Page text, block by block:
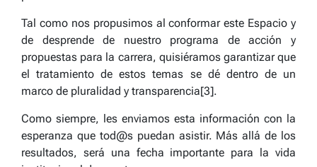
Tal como nos propusimos al conformar este Espacio y
de desprende de nuestro programa de acción y
propuestas para la carrera, quisiéramos garantizar que
el tratamiento de estos temas se dé dentro de un
marco de pluralidad y transparencia[3].
Como siempre, les enviamos esta información con la
esperanza que tod@s puedan asistir. Más allá de los
resultados, será una fecha importante para la vida